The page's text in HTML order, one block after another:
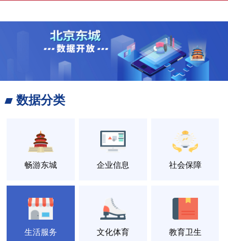
数据分类
畅游东城 企业信息 社会保障
生活服务 文化体育 教育卫生